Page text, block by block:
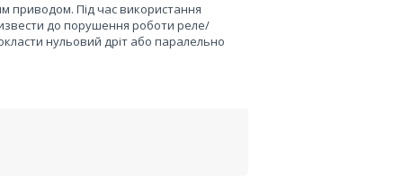
приводом. Під час використання
до порушення роботи реле/
нульовий дріт або паралельно